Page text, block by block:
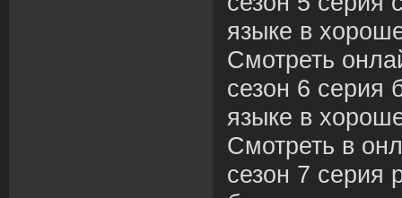
языке в
Смотреть
сезон 6 серия
языке в
Смотреть в
сезон 7 серия